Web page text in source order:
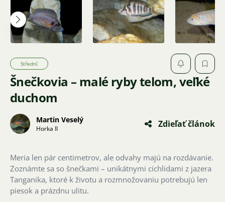
Šnečkovia – malé ryby telom, veľké
duchom
Střední
Martin Veselý
Horka II Zdieľať článok
Meria len pár centimetrov, ale odvahy majú na rozdávanie.
Zoznámte sa so šnečkami – unikátnymi cichlidami z jazera
Tanganika, ktoré k životu a rozmnožovaniu potrebujú len
piesok a prázdnu ulitu.